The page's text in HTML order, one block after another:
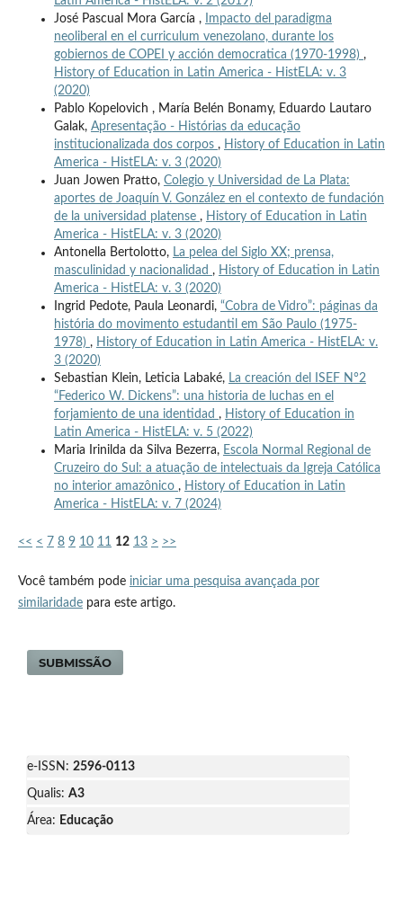
José Pascual Mora García ,
Impacto del paradigma
neoliberal en el curriculum venezolano, durante los
gobiernos de COPEI y acción democratica (1970-1998) ,
History of Education in Latin America - HistELA: v. 3
(2020)
Pablo Kopelovich , María Belén Bonamy, Eduardo Lautaro
Galak, Apresentação - Histórias da educação
institucionalizada dos corpos , History of Education in Latin
America - HistELA: v. 3 (2020)
Juan Jowen Pratto, Colegio y Universidad de La Plata:
aportes de Joaquín V. González en el contexto de fundación
de la universidad platense , History of Education in Latin
America - HistELA: v. 3 (2020)
Antonella Bertolotto, La pelea del Siglo XX; prensa,
masculinidad y nacionalidad , History of Education in Latin
America - HistELA: v. 3 (2020)
Ingrid Pedote, Paula Leonardi, “Cobra de Vidro”: páginas da
história do movimento estudantil em São Paulo (1975-
1978) , History of Education in Latin America - HistELA: v.
3 (2020)
Sebastian Klein, Leticia Labaké, La creación del ISEF N°2
“Federico W. Dickens”: una historia de luchas en el
forjamiento de una identidad , History of Education in
Latin America - HistELA: v. 5 (2022)
Maria Irinilda da Silva Bezerra, Escola Normal Regional de
Cruzeiro do Sul: a atuação de intelectuais da Igreja Católica
no interior amazônico , History of Education in Latin
America - HistELA: v. 7 (2024)
<< < 7 8 9 10 11 12 13 > >>
Você também pode iniciar uma pesquisa avançada por
similaridadepara este artigo.
SUBMISSÃO
e-ISSN: 2596-0113
Qualis: A3
Área: Educação